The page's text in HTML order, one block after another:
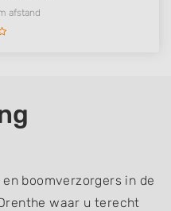
afstand
boomverzorgers in de
waar u terecht